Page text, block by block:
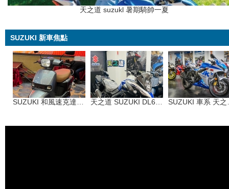
天之道 suzukl 暑期騎帥一夏
SUZUKI 新車焦點